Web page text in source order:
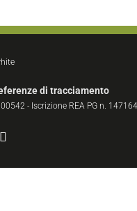
di tracciamento
- Iscrizione REA PG n.